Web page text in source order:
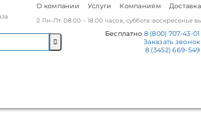
О компании Услуги Компаниям Доставка
Пн-Пт: 08.00 – 18.00 часов, суббота-воскресенье
Бесплатно 8 (800) 707-43-01
Заказать звонок
8 (3452) 669-549